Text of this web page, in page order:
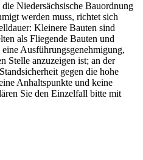
Niedersächsische Bauordnung
werden muss, richtet sich
Kleinere Bauten sind
als Fliegende Bauten und
Ausführungsgenehmigung,
Stelle anzuzeigen ist; an der
gegen die hohe
Anhaltspunkte und keine
Sie den Einzelfall bitte mit